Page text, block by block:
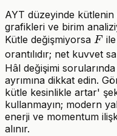
AYT düzeyinde
grafikleri ve birim
Kütle değişmiyorsa F
F ile
orantılıdır; net kuvvet
Hâl değişimi
ayrımına dikkat edin.
kütle kesinlikle artar'
kullanmayın; modern
enerji ve momentum
alınır.